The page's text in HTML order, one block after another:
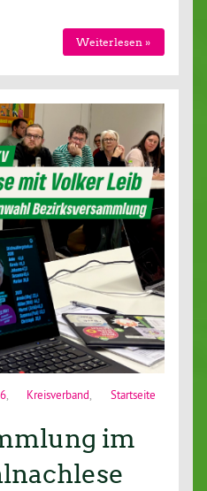
Wei­ter­le­sen »
, Kreisverband
Startseite
im